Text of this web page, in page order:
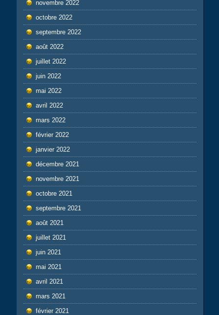
novembre 2022
octobre 2022
septembre 2022
août 2022
juillet 2022
juin 2022
mai 2022
avril 2022
mars 2022
février 2022
janvier 2022
décembre 2021
novembre 2021
octobre 2021
septembre 2021
août 2021
juillet 2021
juin 2021
mai 2021
avril 2021
mars 2021
février 2021